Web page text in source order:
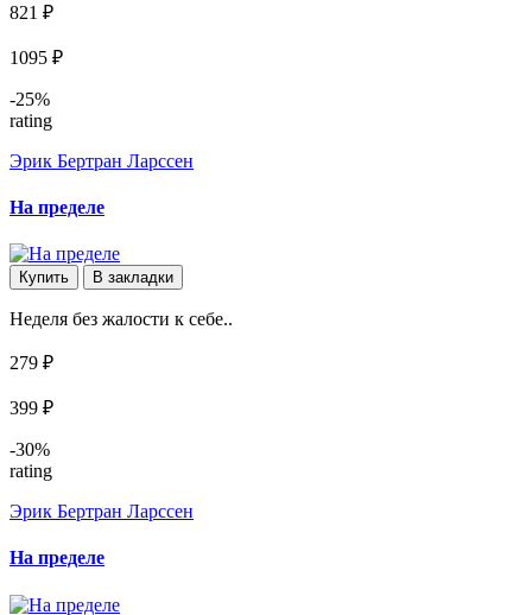
821 ₽
1095 ₽
-25%
rating
Эрик Бертран Ларссен
На пределе
Купить В закладки
Неделя без жалости к себе..
279 ₽
399 ₽
-30%
rating
Эрик Бертран Ларссен
На пределе